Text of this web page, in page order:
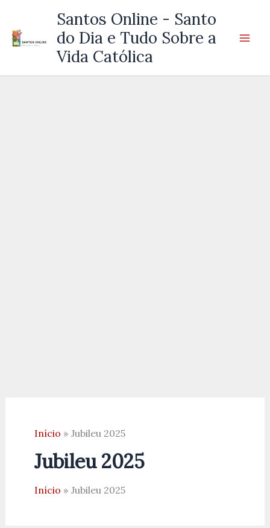
Santos Online - Santo
do Dia e Tudo Sobre a
Vida Católica
Início Jubileu 2025
Jubileu 2025
Início Jubileu 2025